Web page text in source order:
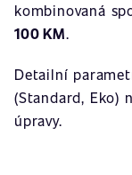
kombinovaná
100 KM.
Detailní
(Standard, Eko)
úpravy.